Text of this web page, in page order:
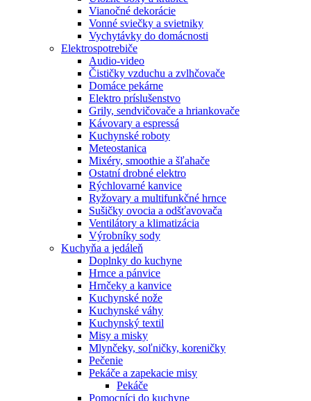
Vianočné dekorácie
Vonné sviečky a svietniky
Vychytávky do domácnosti
Elektrospotrebiče
Audio-video
Čističky vzduchu a zvlhčovače
Domáce pekárne
Elektro príslušenstvo
Grily, sendvičovače a hriankovače
Kávovary a espressá
Kuchynské roboty
Meteostanica
Mixéry, smoothie a šľahače
Ostatní drobné elektro
Rýchlovarné kanvice
Ryžovary a multifunkčné hrnce
Sušičky ovocia a odšťavovača
Ventilátory a klimatizácia
Výrobníky sody
Kuchyňa a jedáleň
Doplnky do kuchyne
Hrnce a pánvice
Hrnčeky a kanvice
Kuchynské nože
Kuchynské váhy
Kuchynský textil
Misy a misky
Mlynčeky, soľničky, koreničky
Pečenie
Pekáče a zapekacie misy
Pekáče
Pomocníci do kuchyne